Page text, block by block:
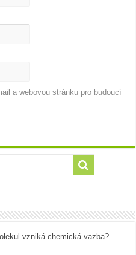
a webovou stránku pro budoucí
vzniká chemická vazba?